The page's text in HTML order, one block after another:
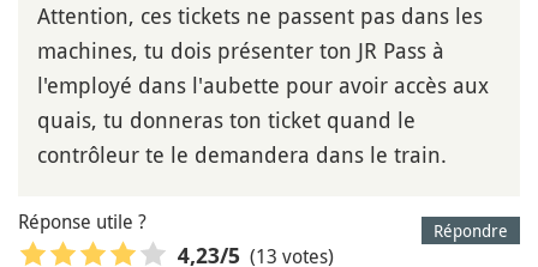
Attention, ces tickets ne passent pas dans les
machines, tu dois présenter ton JR Pass à
l'employé dans l'aubette pour avoir accès aux
quais, tu donneras ton ticket quand le
contrôleur te le demandera dans le train.
Répondre
Réponse utile ?
4,23/5 (13 votes)